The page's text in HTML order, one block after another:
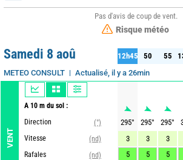
Pas d'avis de coup de vent.
Risque météo
Samedi 8 aoû
METEO CONSULT Actualisé, il y a 26min
VENT
A 10 m du sol :
Direction
(°)
Vitesse
(nd)
Rafales
(nd)
12h45 50 55
45 50 55
295° 295° 295°
3
3 3
5
5 5